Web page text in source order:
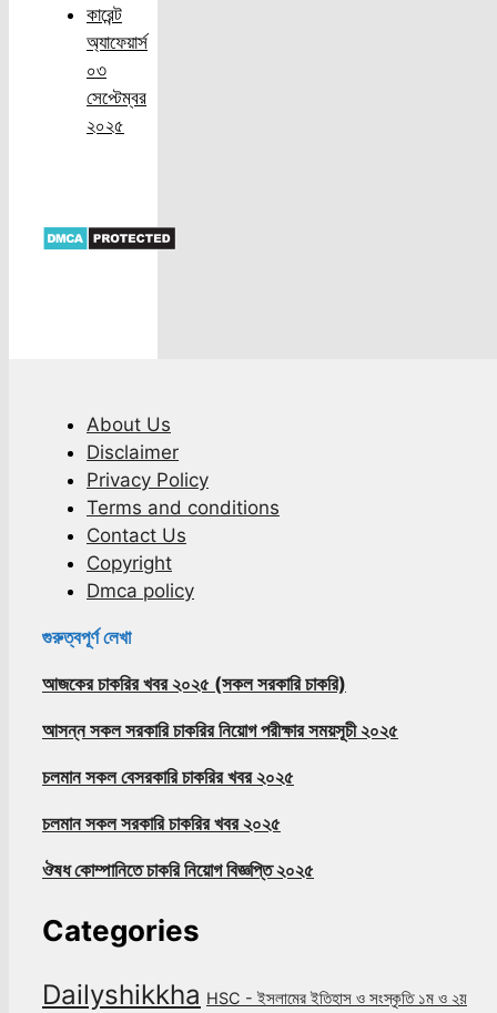
কারেন্ট
অ্যাফেয়ার্স
০৩
সেপ্টেম্বর
২০২৫
About Us
Disclaimer
Privacy Policy
Terms and conditions
Contact Us
Copyright
Dmca policy
গুরুত্বপূর্ণ লেখা
আজকের চাকরির খবর ২০২৫ (সকল সরকারি চাকরি)
আসন্ন সকল সরকারি চাকরির নিয়োগ পরীক্ষার সময়সূচী ২০২৫
চলমান সকল বেসরকারি চাকরির খবর ২০২৫
চলমান সকল সরকারি চাকরির খবর ২০২৫
ঔষধ কোম্পানিতে চাকরি নিয়োগ বিজ্ঞপ্তি ২০২৫
Categories
Dailyshikkha HSC - ইসলামের ইতিহাস ও সংস্কৃতি ১ম ও ২য়